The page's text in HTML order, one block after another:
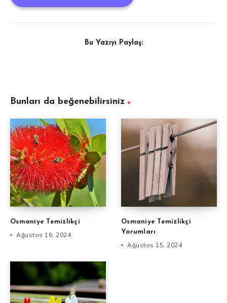
Bu Yazıyı Paylaş:
Bunları da beğenebilirsiniz
Osmaniye Temizlikçi
Ağustos 16, 2024
Osmaniye Temizlikçi
Yorumları
Ağustos 15, 2024